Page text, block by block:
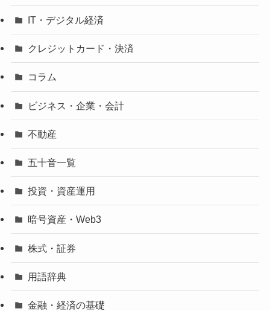
IT・デジタル経済
クレジットカード・決済
コラム
ビジネス・企業・会計
不動産
五十音一覧
投資・資産運用
暗号資産・Web3
株式・証券
用語辞典
金融・経済の基礎